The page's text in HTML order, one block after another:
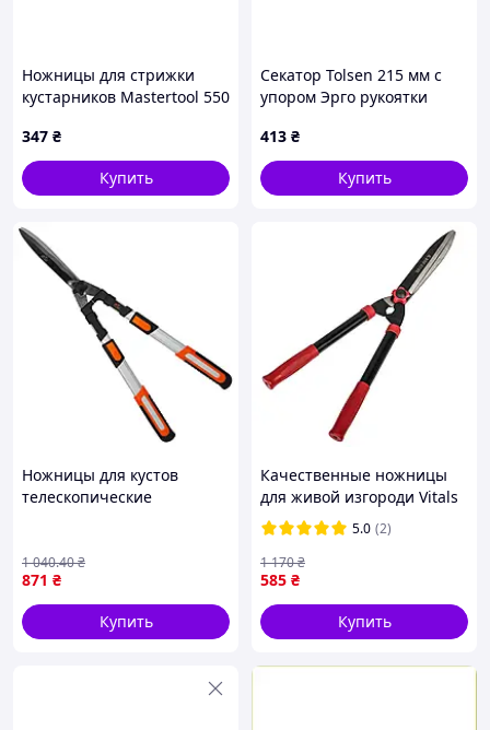
Ножницы для стрижки
кустарников Mastertool 550
6131)
347 ₴
Купить
Секатор Tolsen 215 мм с
упором Эрго рукоятки
413 ₴
Купить
Ножницы для кустов
телескопические
871 ₴
1 040.40₴
Купить
Качественные ножницы
для живой изгороди Vitals
HS-550-01 с карбоновыми
лезвиями 550 мм новый
брендовый инструмент
5.0 (2)
585 ₴
1 170₴
Купить